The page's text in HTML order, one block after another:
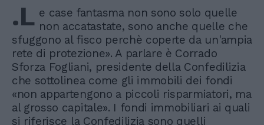
.L e case fantasma non sono solo quelle
non accatastate, sono anche quelle che
sfuggono al fisco perchè coperte da un'ampia
rete di protezione». A parlare è Corrado
Sforza Fogliani, presidente della Confedilizia
che sottolinea come gli immobili dei fondi
«non appartengono a piccoli risparmiatori, ma
al grosso capitale». I fondi immobiliari ai quali
si riferisce la Confedilizia sono quelli